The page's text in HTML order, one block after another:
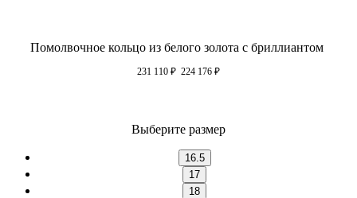
Помолвочное кольцо из белого золота с бриллиантом
231 110 ₽ 224 176 ₽
Выберите размер
16.5
17
18